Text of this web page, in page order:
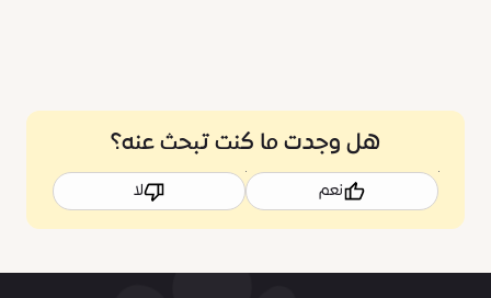
هل وجدت ما كنت تبحث عنه؟
نعم لا